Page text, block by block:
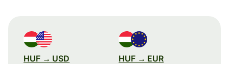
HUF → USD HUF → EUR